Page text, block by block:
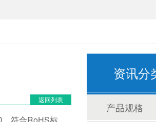
返回列表
资讯分
产品规格